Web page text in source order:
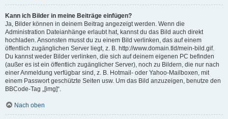
Kann ich Bilder in meine Beiträge einfügen?
Ja, Bilder können in deinem Beitrag angezeigt werden. Wenn die
Administration Dateianhänge erlaubt hat, kannst du das Bild auch direkt
hochladen. Ansonsten musst du zu einem Bild verlinken, das auf einem
öffentlich zugänglichen Server liegt, z. B. http://www.domain.tld/mein-bild.gif.
Du kannst weder Bilder verlinken, die sich auf deinem eigenen PC befinden
(außer es ist ein öffentlich zugänglicher Server), noch zu Bildern, die nur nach
einer Anmeldung verfügbar sind, z. B. Hotmail- oder Yahoo-Mailboxen, mit
einem Passwort geschützte Seiten usw. Um das Bild anzuzeigen, benutze den
BBCode-Tag „[img]“.
Nach oben